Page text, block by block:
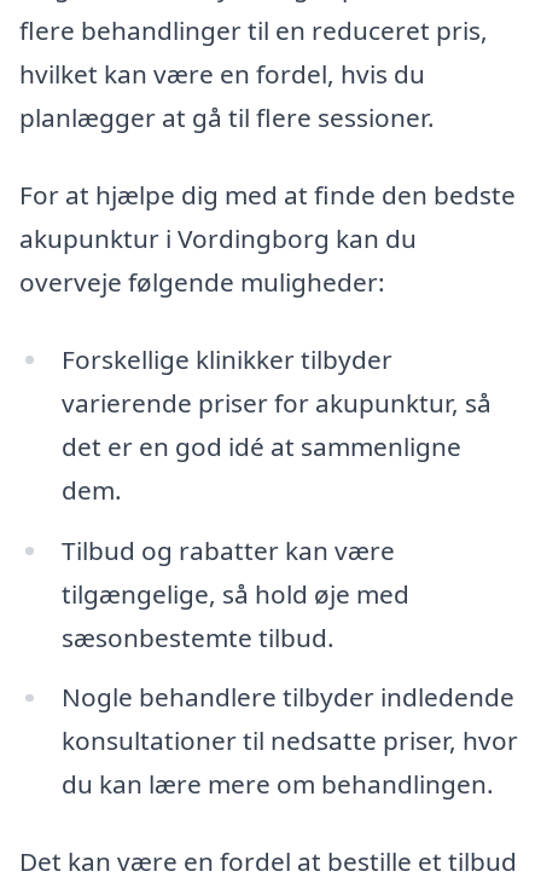
flere behandlinger til en reduceret pris,
hvilket kan være en fordel, hvis du
planlægger at gå til flere sessioner.
For at hjælpe dig med at finde den bedste
akupunktur i Vordingborg kan du
overveje følgende muligheder:
Forskellige klinikker tilbyder
varierende priser for akupunktur, så
det er en god idé at sammenligne
dem.
Tilbud og rabatter kan være
tilgængelige, så hold øje med
sæsonbestemte tilbud.
Nogle behandlere tilbyder indledende
konsultationer til nedsatte priser, hvor
du kan lære mere om behandlingen.
Det kan være en fordel at bestille et tilbud